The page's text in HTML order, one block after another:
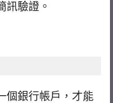
訊驗證。
個銀行帳戶，才能